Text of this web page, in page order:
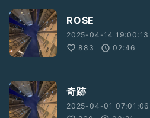
ROSE
2025-04-14 19:00:13
883
02:46
奇跡
2025-04-01 07:01:06